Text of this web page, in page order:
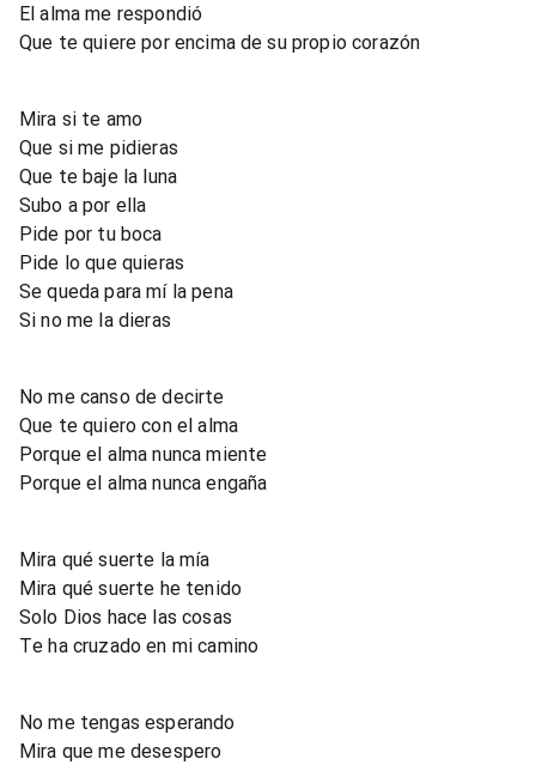
El alma me respondió
Que te quiere por encima de su propio corazón
Mira si te amo
Que si me pidieras
Que te baje la luna
Subo a por ella
Pide por tu boca
Pide lo que quieras
Se queda para mí la pena
Si no me la dieras
No me canso de decirte
Que te quiero con el alma
Porque el alma nunca miente
Porque el alma nunca engaña
Mira qué suerte la mía
Mira qué suerte he tenido
Solo Dios hace las cosas
Te ha cruzado en mi camino
No me tengas esperando
Mira que me desespero